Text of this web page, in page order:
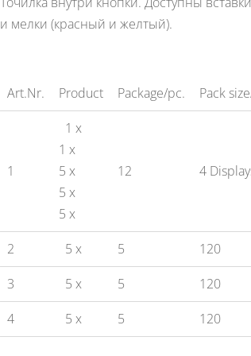
и мелки (красный и желтый).
Art.Nr. Product Package/pc. Pack
1
1 x
1 x
5 x
5 x
5 x
12 4
2 5 x 5
120
3
5 x 5
120
4
5 x 5 120